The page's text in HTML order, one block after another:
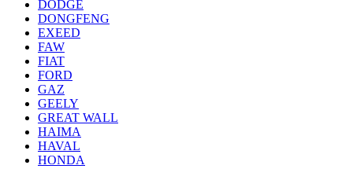
DODGE
DONGFENG
EXEED
FAW
FIAT
FORD
GAZ
GEELY
GREAT WALL
HAIMA
HAVAL
HONDA